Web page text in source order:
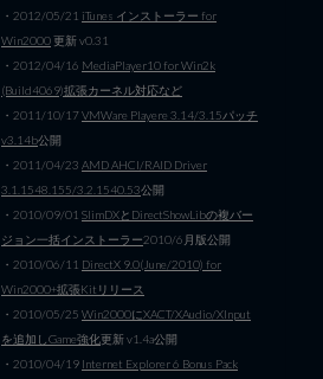
・2012/05/21 iTunes インストーラー for
Win2000更新 v0.31
・2012/04/16 MediaPlayer10 for Win2k
(Build4069)拡張カーネル対応など
・2011/10/17VMWare Playere 3.14/3.15パッチ
v3.14b公開
・2011/04/23 AMD AHCI/RAID Driver
3.1.1548.155/3.2.1540.53公開
・2010/09/01 SlimDXとDirectShowLibの複バー
ジョン一括インストーラー2010/6月版公開
・2010/06/11 DirectX 9.0(June/2010) for
Win2000+拡張Kitリリース
・2010/05/25 Win2000にXACT/XAudio/XInput
を追加しGame強化更新 v1.4a公開
・2010/04/19 Internet Explorer 6 Bonus Pack